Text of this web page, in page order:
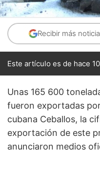
Recibir más
Este artículo es de hace
Unas 165 600
fueron exportadas
cubana Ceballos, la
exportación de este
anunciaron medios